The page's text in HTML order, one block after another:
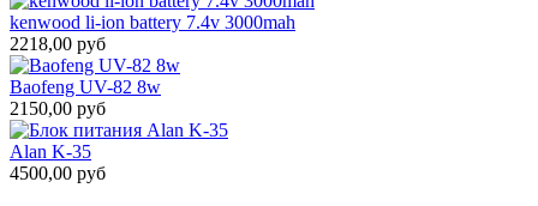
kenwood li-ion battery 7.4v 3000mah
2218,00 руб
Baofeng UV-82 8w
2150,00 руб
Alan K-35
4500,00 руб